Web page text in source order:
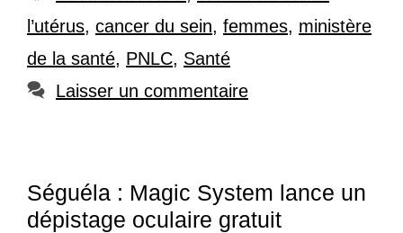
l’utérus, cancer du sein, femmes, ministère
de la santé, PNLC, Santé
Laisser un commentaire
Séguéla : Magic System lance un
dépistage oculaire gratuit